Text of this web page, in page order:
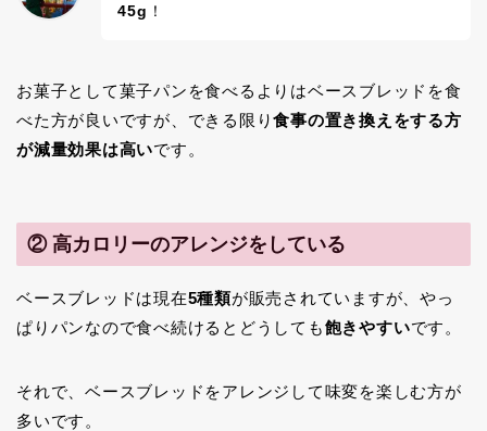
45g ！
お菓子として菓子パンを食べるよりはベースブレッドを食
べた方が良いですが、できる限り食事の置き換えをする方
が減量効果は高いです。
② 高カロリーのアレンジをしている
ベースブレッドは現在5種類が販売されていますが、やっ
ぱりパンなので食べ続けるとどうしても飽きやすいです。
それで、ベースブレッドをアレンジして味変を楽しむ方が
多いです。